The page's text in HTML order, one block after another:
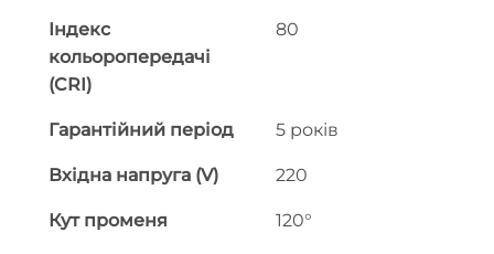
Індекс
кольоропередачі
(CRI)
80
Гарантійний період 5 років
Вхідна напруга (V) 220
Кут променя 120°